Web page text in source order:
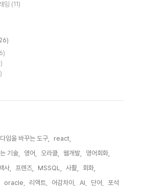
밍 (11)
임을 바꾸는 도구,
react,
기술,
영어, 오라클, 웹개발,
영어회화,
사, 프렌즈, MSSQL, 사활,
회화,
oracle, 리액트, 어감차이, AI, 단어, 포석,